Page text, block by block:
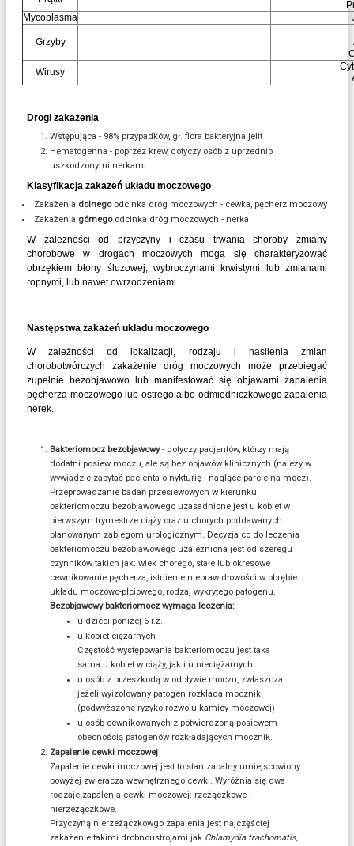
Mycoplasma
Grzyby
Wirusy
Drogi zakażenia
Wstępująca - 98% przypadków, gł. flora bakteryjna jelit
Hematogenna - poprzez krew, dotyczy osób z uprzednio
uszkodzonymi nerkami
Klasyfikacja zakażeń układu moczowego
Zakażenia dolnegoodcinka dróg moczowych - cewka, pęcherz moczowy
Zakażenia górnegoodcinka dróg moczowych - nerka
W zależności od przyczyny i czasu trwania choroby zmiany
chorobowe w drogach moczowych mogą się charakteryzować
obrzękiem błony śluzowej, wybroczynami krwistymi lub zmianami
ropnymi, lub nawet owrzodzeniami.
Następstwa zakażeń układu moczowego
W zależności od lokalizacji, rodzaju i nasilenia zmian
chorobotwórczych zakażenie dróg moczowych może przebiegać
zupełnie bezobjawowo lub manifestować się objawami zapalenia
pęcherza moczowego lub ostrego albo odmiedniczkowego zapalenia
nerek.
Bakteriomocz bezobjawowy- dotyczy pacjentów, którzy mają
dodatni posiew moczu, ale są bez objawów klinicznych (należy w
wywiadzie zapytać pacjenta o nykturię i naglące parcie na mocz).
Przeprowadzanie badań przesiewowych w kierunku
bakteriomoczu bezobjawowego uzasadnione jest u kobiet w
pierwszym trymestrze ciąży oraz u chorych poddawanych
planowanym zabiegom urologicznym. Decyzja co do leczenia
bakteriomoczu bezobjawowego uzależniona jest od szeregu
czynników takich jak: wiek chorego, stałe lub okresowe
cewnikowanie pęcherza, istnienie nieprawidłowości w obrębie
układu moczowo-płciowego, rodzaj wykrytego patogenu.
Bezobjawowy bakteriomocz wymaga leczenia:
u dzieci poniżej 6 r.ż.
u kobiet ciężarnych
Częstość występowania bakteriomoczu jest taka
sama u kobiet w ciąży, jak i u nieciężarnych.
u osób z przeszkodą w odpływie moczu, zwłaszcza
jeżeli wyizolowany patogen rozkłada mocznik
(podwyższone ryzyko rozwoju kamicy moczowej)
u osób cewnikowanych z potwierdzoną posiewem
obecnością patogenów rozkładających mocznik.
Zapalenie cewki moczowej
Zapalenie cewki moczowej jest to stan zapalny umiejscowiony
powyżej zwieracza wewnętrznego cewki. Wyróżnia się dwa
rodzaje zapalenia cewki moczowej: rzeżączkowe i
nierzeżączkowe.
Przyczyną nierzeżączkowgo zapalenia jest najczęściej
zakażenie takimi drobnoustrojami jak Chlamydia trachomatis,